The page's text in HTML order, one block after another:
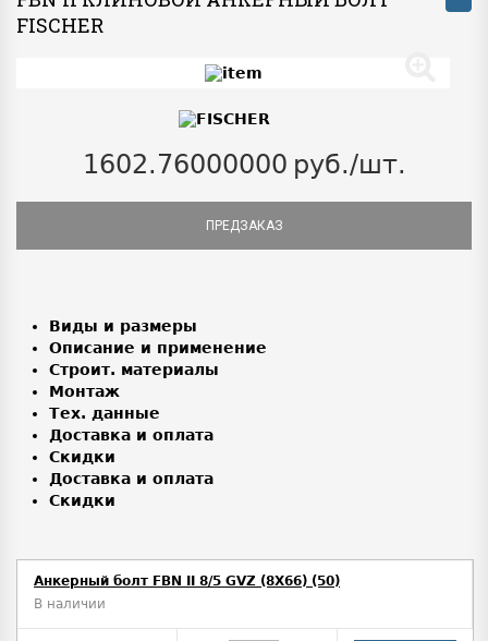
FISCHER
1602.76000000 руб./шт.
ПРЕДЗАКАЗ
Виды и размеры
Описание и применение
Строит. материалы
Монтаж
Тех. данные
Доставка и оплата
Скидки
Доставка и оплата
Скидки
Анкерный болт FBN II 8/5 GVZ (8X66) (50)
В наличии